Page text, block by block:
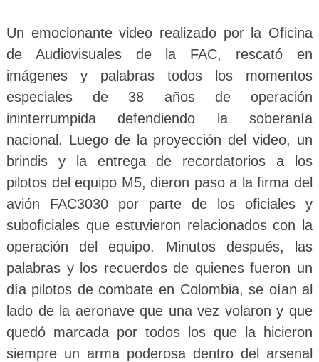
Un emocionante video realizado por la Oficina
de Audiovisuales de la FAC, rescató en
imágenes y palabras todos los momentos
especiales de 38 años de operación
ininterrumpida defendiendo la soberanía
nacional. Luego de la proyección del video, un
brindis y la entrega de recordatorios a los
pilotos del equipo M5, dieron paso a la firma del
avión FAC3030 por parte de los oficiales y
suboficiales que estuvieron relacionados con la
operación del equipo. Minutos después, las
palabras y los recuerdos de quienes fueron un
día pilotos de combate en Colombia, se oían al
lado de la aeronave que una vez volaron y que
quedó marcada por todos los que la hicieron
siempre un arma poderosa dentro del arsenal